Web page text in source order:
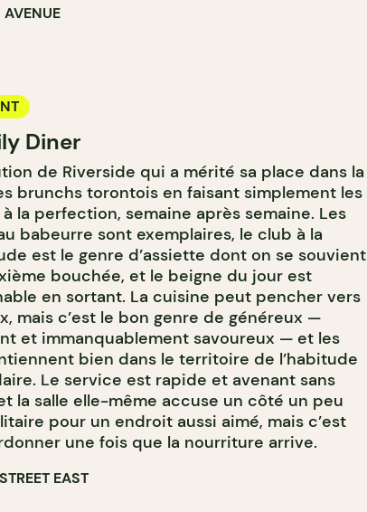
Diner
de Riverside qui a mérité sa place dans la
brunchs torontois en faisant simplement les
la perfection, semaine après semaine. Les
babeurre sont exemplaires, le club à la
est le genre d’assiette dont on se souvient
bouchée, et le beigne du jour est
en sortant. La cuisine peut pencher vers
mais c’est le bon genre de généreux —
et immanquablement savoureux — et les
bien dans le territoire de l’habitude
Le service est rapide et avenant sans
la salle elle-même accuse un côté un peu
pour un endroit aussi aimé, mais c’est
une fois que la nourriture arrive.
EAST